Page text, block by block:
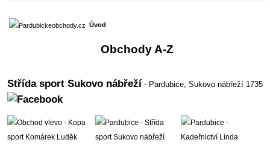
Úvod
Obchody A-Z
Střída sport Sukovo nábřeží - Pardubice,Sukovo nábřeží 1735